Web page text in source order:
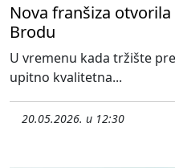
Nova franšiza
Brodu
U vremenu kada tržište
upitno kvalitetna...
20.05.2026. u 12:30